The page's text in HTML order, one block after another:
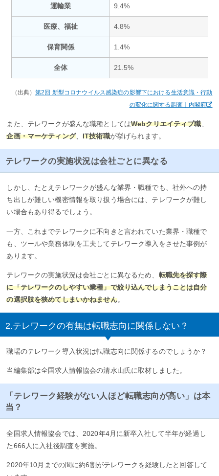
運輸業 9.4%
医療、福祉 4.8%
保育関係 1.4%
全体 21.5%
（出典）第2回 新型コロナウイルス感染症の影響下における生活意識・行動
の変化に関する調査｜内閣府
また、テレワークが盛んな職種としてはWebクリエイティブ職、
企画・マーケティング、IT技術職が挙げられます。
テレワークの実施状況は会社ごとに異なる
しかし、たとえテレワークが盛んな業界・職種でも、社外への持
ち出しが難しい機密情報を取り扱う場合には、テレワークが難し
い場合もあり得るでしょう。
一方、これまでテレワークに不向きと言われていた業界・職種で
も、ツールや業務体制を工夫してテレワーク導入をさせた事例が
あります。
テレワークの実施状況は会社ごとに異なるため、 転職先を探す際
に「テレワークのしやすい業種」で絞り込んでしまうことは自分
の選択肢を狭めてしまいかねません。
2.テレワークの有無は転職志向に関係しない？
職場のテレワーク導入状況は転職志向に関係するのでしょうか？
当編集部は全国求人情報協会の清水山氏に取材しました。
「テレワーク経験がない人ほど転職志向が高い」は本
当？
全国求人情報協会では、2020年4月に新卒入社して半年が経過し
た666人に入社後調査を実施。
2020年10月までの間に約6割がテレワークを経験したと回答して